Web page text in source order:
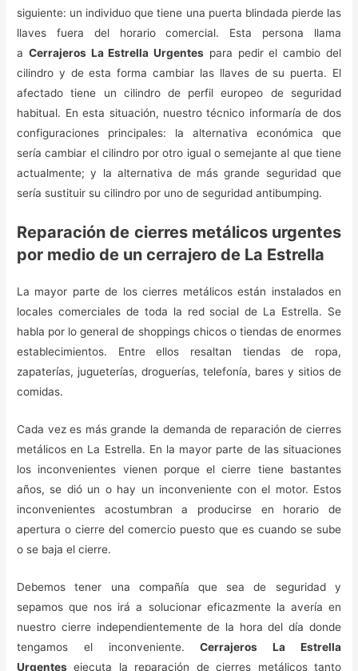
siguiente: un individuo que tiene una puerta blindada pierde las
llaves fuera del horario comercial. Esta persona llama
a Cerrajeros La Estrella Urgentes para pedir el cambio del
cilindro y de esta forma cambiar las llaves de su puerta. El
afectado tiene un cilindro de perfil europeo de seguridad
habitual. En esta situación, nuestro técnico informaría de dos
configuraciones principales: la alternativa económica que
sería cambiar el cilindro por otro igual o semejante al que tiene
actualmente; y la alternativa de más grande seguridad que
sería sustituir su cilindro por uno de seguridad antibumping.
Reparación de cierres metálicos urgentes
por medio de un cerrajero de La Estrella
La mayor parte de los cierres metálicos están instalados en
locales comerciales de toda la red social de La Estrella. Se
habla por lo general de shoppings chicos o tiendas de enormes
establecimientos. Entre ellos resaltan tiendas de ropa,
zapaterías, jugueterías, droguerías, telefonía, bares y sitios de
comidas.
Cada vez es más grande la demanda de reparación de cierres
metálicos en La Estrella. En la mayor parte de las situaciones
los inconvenientes vienen porque el cierre tiene bastantes
años, se dió un o hay un inconveniente con el motor. Estos
inconvenientes acostumbran a producirse en horario de
apertura o cierre del comercio puesto que es cuando se sube
o se baja el cierre.
Debemos tener una compañía que sea de seguridad y
sepamos que nos irá a solucionar eficazmente la avería en
nuestro cierre independientemente de la hora del día donde
tengamos el inconveniente.Cerrajeros La Estrella
Urgentes ejecuta la reparación de cierres metálicos tanto